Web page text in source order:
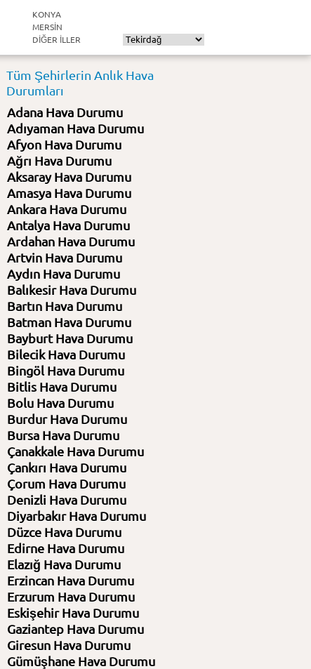
KONYA
MERSIN
DIĞER ILLER
21:00
6.08.2026
26⁰C
%74 Nem
Basınç 1012 Hpa
22
00:00
7.08.2026
23⁰C
%86 Nem
Basınç 1012 Hpa
14
Tüm Şehirlerin Anlık Hava
Durumları
Adana Hava Durumu
Adıyaman Hava Durumu
Afyon Hava Durumu
Ağrı Hava Durumu
Aksaray Hava Durumu
Amasya Hava Durumu
Ankara Hava Durumu
Antalya Hava Durumu
Ardahan Hava Durumu
Artvin Hava Durumu
Aydın Hava Durumu
Balıkesir Hava Durumu
Bartın Hava Durumu
Batman Hava Durumu
Bayburt Hava Durumu
Bilecik Hava Durumu
Bingöl Hava Durumu
Bitlis Hava Durumu
Bolu Hava Durumu
Burdur Hava Durumu
Bursa Hava Durumu
Çanakkale Hava Durumu
Çankırı Hava Durumu
Çorum Hava Durumu
Denizli Hava Durumu
Diyarbakır Hava Durumu
Düzce Hava Durumu
Edirne Hava Durumu
Elazığ Hava Durumu
Erzincan Hava Durumu
Erzurum Hava Durumu
Eskişehir Hava Durumu
Gaziantep Hava Durumu
Giresun Hava Durumu
Gümüşhane Hava Durumu